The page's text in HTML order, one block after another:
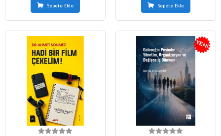
Sepete Ekle Sepete Ekle